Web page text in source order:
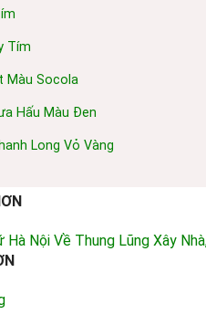
Tím
Màu Socola
Hấu Màu Đen
Long Vỏ Vàng
Hà Nội Về Thung Lũng Xây